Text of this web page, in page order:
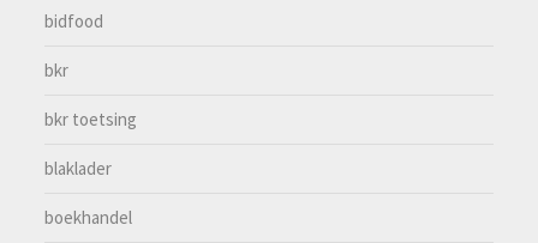
bidfood
bkr
bkr toetsing
blaklader
boekhandel